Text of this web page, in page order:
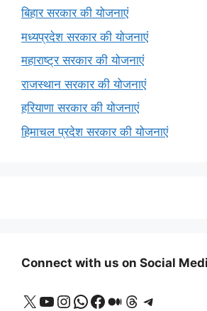
बिहार सरकार की योजनाएं
मध्यप्रदेश सरकार की योजनाएं
महाराष्ट्र सरकार की योजनाएं
राजस्थान सरकार की योजनाएं
हरियाणा सरकार की योजनाएं
हिमाचल प्रदेश सरकार की योजनाएं
Connect with us on Social
X YouTube
Instagram
WhatsApp
Facebook
Medium
Threads
Telegram